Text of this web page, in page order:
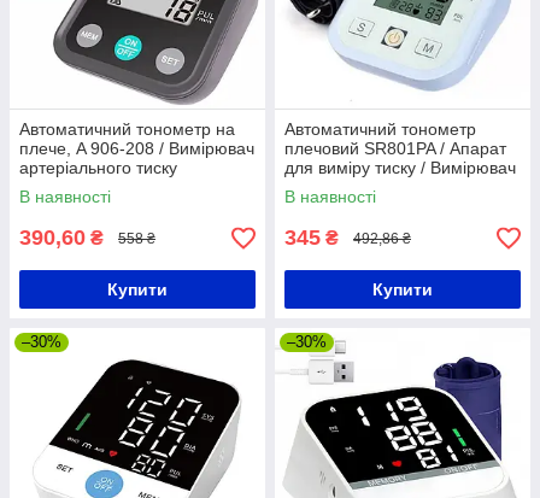
Автоматичний тонометр на
плече, A 906-208 / Вимірювач
артеріального тиску
В наявності
390,60 ₴ 558 ₴
Купити
Автоматичний тонометр
плечовий SR801PA / Апарат
для виміру тиску / Вимірювач
тиску
В наявності
345 ₴ 492,86 ₴
Купити
–30% –30%